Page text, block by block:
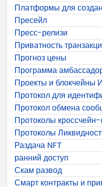
Платформы для
Пресейл
Пресс-релизи
Приватность
Прогноз цены
Программа
Проекты и блокчейны
Протокол для
Протокол обмена
Протоколы
Протоколы
Раздача NFT
ранний доступ
Скам развод
Смарт контракты и